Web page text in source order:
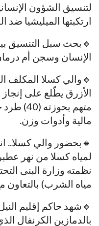
لتنسيق الشؤون
ارتكبتها الميليشيا ضد
🔸بحث سبل التنسيق
الإنسان وسجن أم
🔸والي كسلا المكلف
الأزرق يطّلع على إنجاز
متهم
مالية وأدوات وزن.
🔸بحضور والي كسلا..
لمياه كسلا من نهر
نظمته وزارة البنى
مياه الشرب) بالتعاون
🔸شهد حاكم إقليم
بالدمازين الكرنفال